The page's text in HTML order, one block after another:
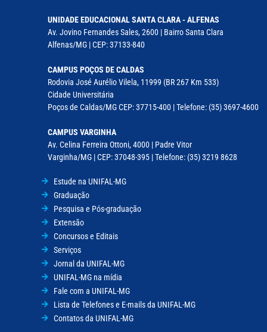
UNIDADE EDUCACIONAL SANTA CLARA - ALFENAS
Av. Jovino Fernandes Sales, 2600 | Bairro Santa Clara
Alfenas/MG | CEP: 37133-840
CAMPUS POÇOS DE CALDAS
Rodovia José Aurélio Vilela, 11999 (BR 267 Km 533)
Cidade Universitária
Poços de Caldas/MG CEP: 37715-400 | Telefone: (35) 3697-4600
CAMPUS VARGINHA
Av. Celina Ferreira Ottoni, 4000 | Padre Vitor
Varginha/MG | CEP: 37048-395 | Telefone: (35) 3219 8628
Estude na UNIFAL-MG
Graduação
Pesquisa e Pós-graduação
Extensão
Concursos e Editais
Serviços
Jornal da UNIFAL-MG
UNIFAL-MG na mídia
Fale com a UNIFAL-MG
Lista de Telefones e E-mails da UNIFAL-MG
Contatos da UNIFAL-MG